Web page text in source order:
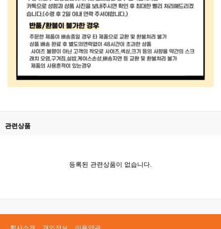
관련상품
등록된 관련상품이 없습니다.